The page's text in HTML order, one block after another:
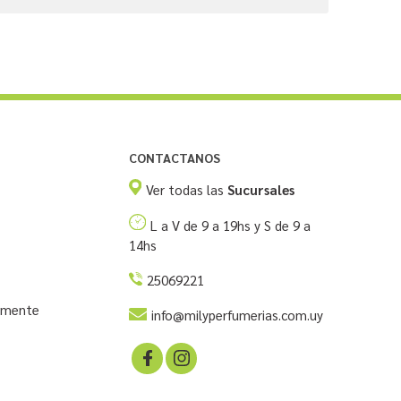
CONTACTANOS
Ver todas las Sucursales
L a V de 9 a 19hs y S de 9 a
14hs
25069221
info@milyperfumerias.com.uy